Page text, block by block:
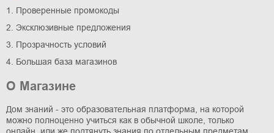
1. Проверенные промокоды
2. Эксклюзивные предложения
3. Прозрачность условий
4. Большая база магазинов
О Магазине
Дом знаний - это образовательная платформа, на которой
можно полноценно учиться как в обычной школе, только